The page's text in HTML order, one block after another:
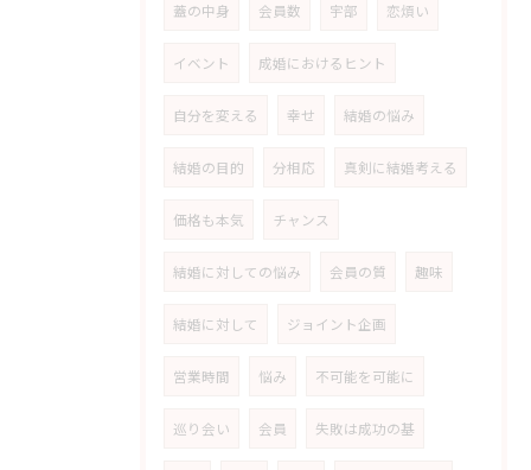
蓋の中身 会員数 宇部 恋煩い
イベント 成婚におけるヒント
自分を変える 幸せ 結婚の悩み
結婚の目的 分相応 真剣に結婚考える
価格も本気 チャンス
結婚に対しての悩み 会員の質 趣味
結婚に対して ジョイント企画
営業時間 悩み 不可能を可能に
巡り会い 会員 失敗は成功の基